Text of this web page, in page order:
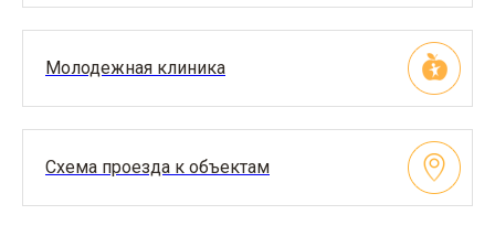
Молодежная клиника
Схема проезда к объектам